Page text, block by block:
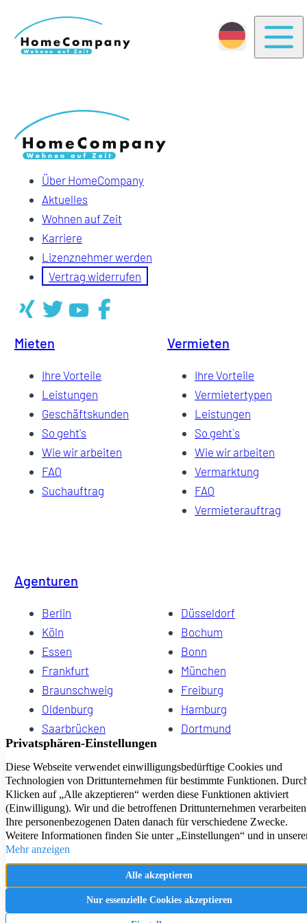
Über HomeCompany
Aktuelles
Wohnen auf Zeit
Karriere
Lizenznehmer werden
Vertrag widerrufen
Mieten
Ihre Vorteile
Leistungen
Geschäftskunden
So geht's
Wie wir arbeiten
FAQ
Suchauftrag
Vermieten
Ihre Vorteile
Vermietertypen
Leistungen
So geht`s
Wie wir arbeiten
Vermarktung
FAQ
Vermieterauftrag
Agenturen
Berlin
Düsseldorf
Köln
Bochum
Essen
Bonn
Frankfurt
München
Braunschweig
Freiburg
Oldenburg
Hamburg
Saarbrücken
Dortmund
Hannover
Dresden
Kiel
Wuppertal
Bremen
HomeCompany eG Ihre Agenturen für Wohnen auf Zeit
Impressum Datenschutz Kontakt